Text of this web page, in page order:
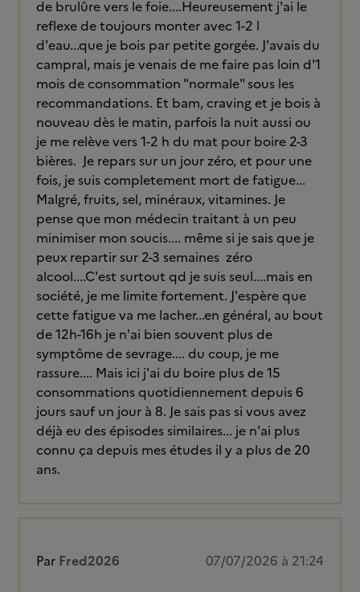
de brulûre vers le foie....Heureusement j'ai le
reflexe de toujours monter avec 1-2 l
d'eau...que je bois par petite gorgée. J'avais du
campral, mais je venais de me faire pas loin d'1
mois de consommation "normale" sous les
recommandations. Et bam, craving et je bois à
nouveau dès le matin, parfois la nuit aussi ou
je me relève vers 1-2 h du mat pour boire 2-3
bières. Je repars sur un jour zéro, et pour une
fois, je suis completement mort de fatigue...
Malgré, fruits, sel, minéraux, vitamines. Je
pense que mon médecin traitant à un peu
minimiser mon soucis.... même si je sais que je
peux repartir sur 2-3 semaines zéro
alcool....C'est surtout qd je suis seul....mais en
société, je me limite fortement. J'espère que
cette fatigue va me lacher...en général, au bout
de 12h-16h je n'ai bien souvent plus de
symptôme de sevrage.... du coup, je me
rassure.... Mais ici j'ai du boire plus de 15
consommations quotidiennement depuis 6
jours sauf un jour à 8. Je sais pas si vous avez
déjà eu des épisodes similaires... je n'ai plus
connu ça depuis mes études il y a plus de 20
ans.
Par Fred2026 07/07/2026 à 21:24